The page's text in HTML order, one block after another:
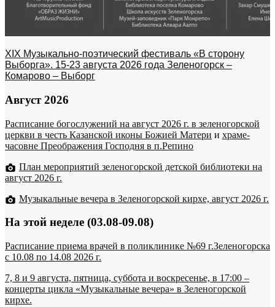
XIX Музыкально-поэтический фестиваль «В сторону
Выборга». 15-23 августа 2026 года Зеленогорск –
Комарово – Выборг
Август 2026
Расписание богослужений на август 2026 г. в зеленогорской
церкви в честь Казанской иконы Божией Матери и храме-
часовне Преображения Господня в п.Репино
План мероприятий зеленогорской детской библиотеки на
август 2026 г.
Музыкальные вечера в Зеленогорской кирхе, август 2026 г.
На этой неделе (03.08-09.08)
Расписание приема врачей в поликлинике №69 г.Зеленогорска
c 10.08 по 14.08 2026 г.
7, 8 и 9 августа, пятница, суббота и воскресенье, в 17:00 –
концерты цикла «Музыкальные вечера» в Зеленогорской
кирхе.